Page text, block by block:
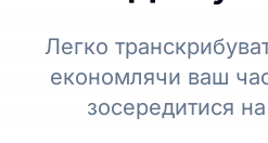
Легко
економлячи ваш
зосередитися